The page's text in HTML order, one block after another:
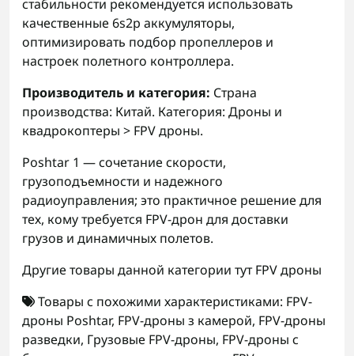
стабильности рекомендуется использовать
качественные 6s2p аккумуляторы,
оптимизировать подбор пропеллеров и
настроек полетного контроллера.
Производитель и категория: Страна
производства: Китай. Категория: Дроны и
квадрокоптеры > FPV дроны.
Poshtar 1 — сочетание скорости,
грузоподъемности и надежного
радиоуправления; это практичное решение для
тех, кому требуется FPV-дрон для доставки
грузов и динамичных полетов.
Другие товары данной категории тутFPV дроны
Товары с похожими характеристиками: FPV-
дроны Poshtar, FPV-дроны з камерой, FPV-дроны
разведки, Грузовые FPV-дроны, FPV-дроны с